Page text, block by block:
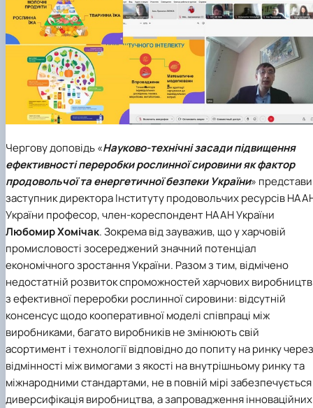
Чергову доповідь «Науково-технічні засади підвищення
ефективності переробки рослинної сировини як фактор
продовольчої та енергетичної безпеки України»
заступник директора Інституту продовольчих ресурсів
України професор, член-кореспондент НААН України
Любомир Хомічак. Зокрема від зауважив, що у харчовій
промисловості зосереджений значний потенціал
економічного зростання України. Разом з тим, відмічено
недостатній розвиток спроможностей харчових виробництв
з ефективної переробки рослинної сировини: відсутній
консенсус щодо кооперативної моделі співпраці між
виробниками, багато виробників не змінюють свій
асортимент і технології відповідно до попиту на ринку через
відмінності між вимогами з якості на внутрішньому ринку та
міжнародними стандартами, не в повній мірі забезпечується
диверсифікація виробництва, а запровадження інноваційних